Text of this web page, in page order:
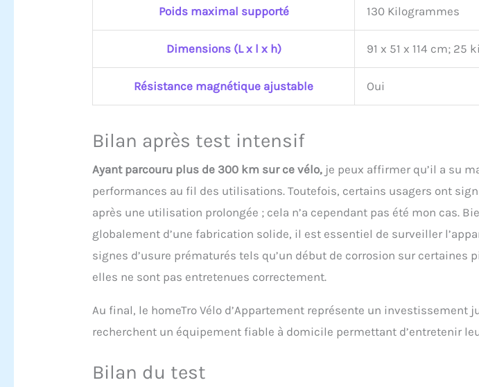
Poids maximal supporté 130 Kilogrammes
Dimensions (L x l x h) 91 x 51 x 114 cm; 25
Résistance magnétique ajustable Oui
Bilan après test intensif
Ayant parcouru plus de 300 km sur ce vélo, je peux affirmer qu’il a su
performances au fil des utilisations. Toutefois, certains usagers ont
après une utilisation prolongée ; cela n’a cependant pas été mon cas.
globalement d’une fabrication solide, il est essentiel de surveiller
signes d’usure prématurés tels qu’un début de corrosion sur certaines
elles ne sont pas entretenues correctement.
Au final, le homeTro Vélo d’Appartement représente un investissement
recherchent un équipement fiable à domicile permettant d’entretenir
Bilan du test